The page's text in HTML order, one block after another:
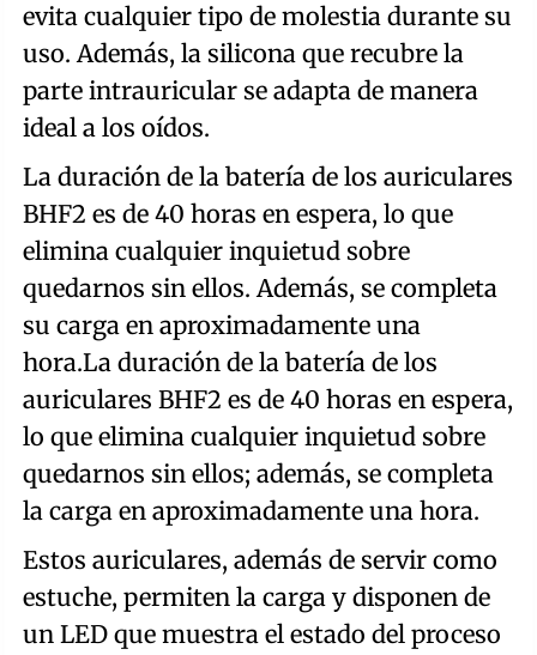
evita cualquier tipo de molestia durante su
uso. Además, la silicona que recubre la
parte intrauricular se adapta de manera
ideal a los oídos.
La duración de la batería de los auriculares
BHF2 es de 40 horas en espera, lo que
elimina cualquier inquietud sobre
quedarnos sin ellos. Además, se completa
su carga en aproximadamente una
hora.La duración de la batería de los
auriculares BHF2 es de 40 horas en espera,
lo que elimina cualquier inquietud sobre
quedarnos sin ellos; además, se completa
la carga en aproximadamente una hora.
Estos auriculares, además de servir como
estuche, permiten la carga y disponen de
un LED que muestra el estado del proceso